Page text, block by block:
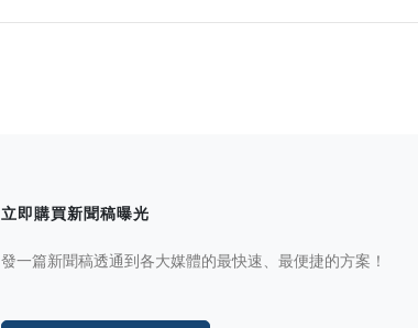
立即購買新聞稿曝光
發一篇新聞稿透通到各大媒體的最快速、最便捷的方案！